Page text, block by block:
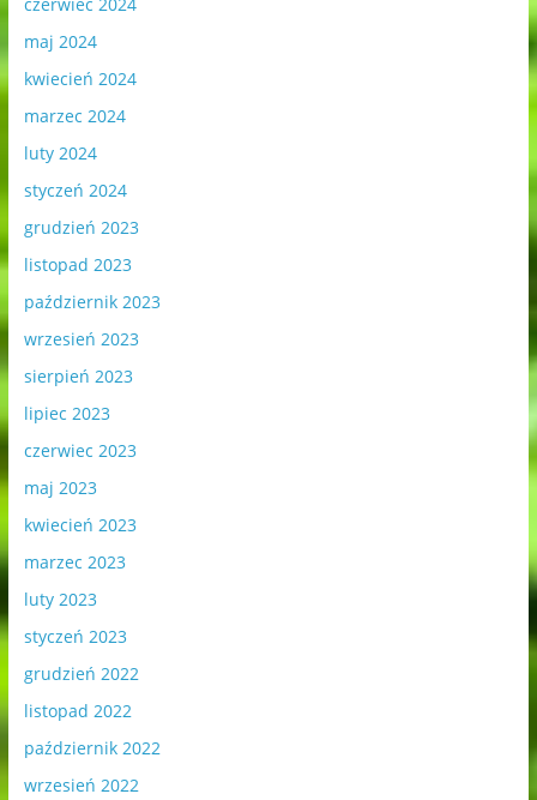
czerwiec 2024
maj 2024
kwiecień 2024
marzec 2024
luty 2024
styczeń 2024
grudzień 2023
listopad 2023
październik 2023
wrzesień 2023
sierpień 2023
lipiec 2023
czerwiec 2023
maj 2023
kwiecień 2023
marzec 2023
luty 2023
styczeń 2023
grudzień 2022
listopad 2022
październik 2022
wrzesień 2022